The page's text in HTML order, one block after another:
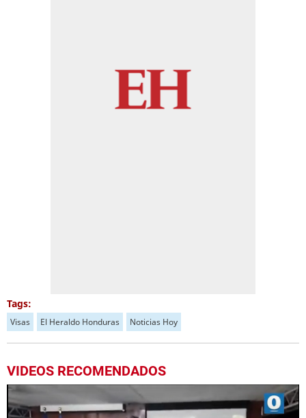
Tags:
Visas El Heraldo Honduras Noticias Hoy
VIDEOS RECOMENDADOS